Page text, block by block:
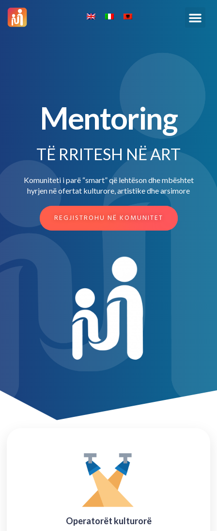
Mentoring
TË RRITESH NË ART
Komuniteti i parë “smart” që lehtëson dhe mbështet
hyrjen në ofertat kulturore, artistike dhe arsimore
REGJISTROHU NË KOMUNITET
Operatorët kulturorë